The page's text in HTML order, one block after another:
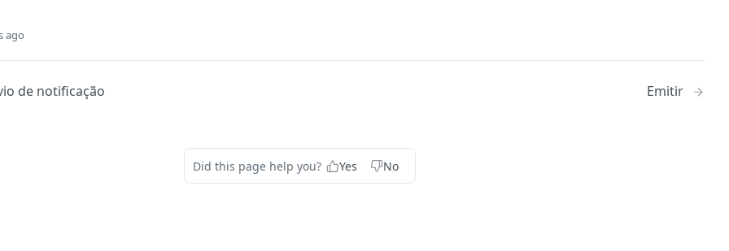
ago
de notificação Emitir
Did this page help you? Yes No